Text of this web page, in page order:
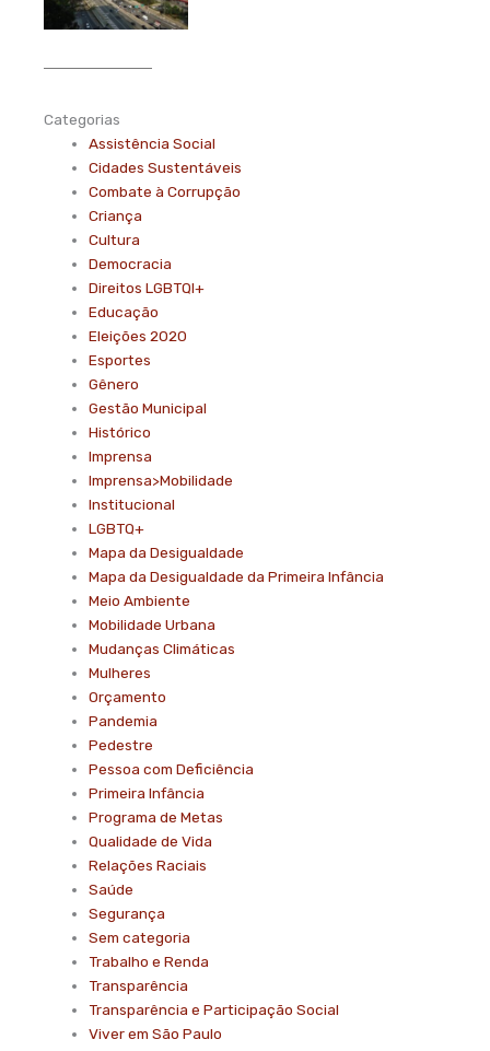
Categorias
Assistência Social
Cidades Sustentáveis
Combate à Corrupção
Criança
Cultura
Democracia
Direitos LGBTQI+
Educação
Eleições 2020
Esportes
Gênero
Gestão Municipal
Histórico
Imprensa
Imprensa>Mobilidade
Institucional
LGBTQ+
Mapa da Desigualdade
Mapa da Desigualdade da Primeira Infância
Meio Ambiente
Mobilidade Urbana
Mudanças Climáticas
Mulheres
Orçamento
Pandemia
Pedestre
Pessoa com Deficiência
Primeira Infância
Programa de Metas
Qualidade de Vida
Relações Raciais
Saúde
Segurança
Sem categoria
Trabalho e Renda
Transparência
Transparência e Participação Social
Viver em São Paulo